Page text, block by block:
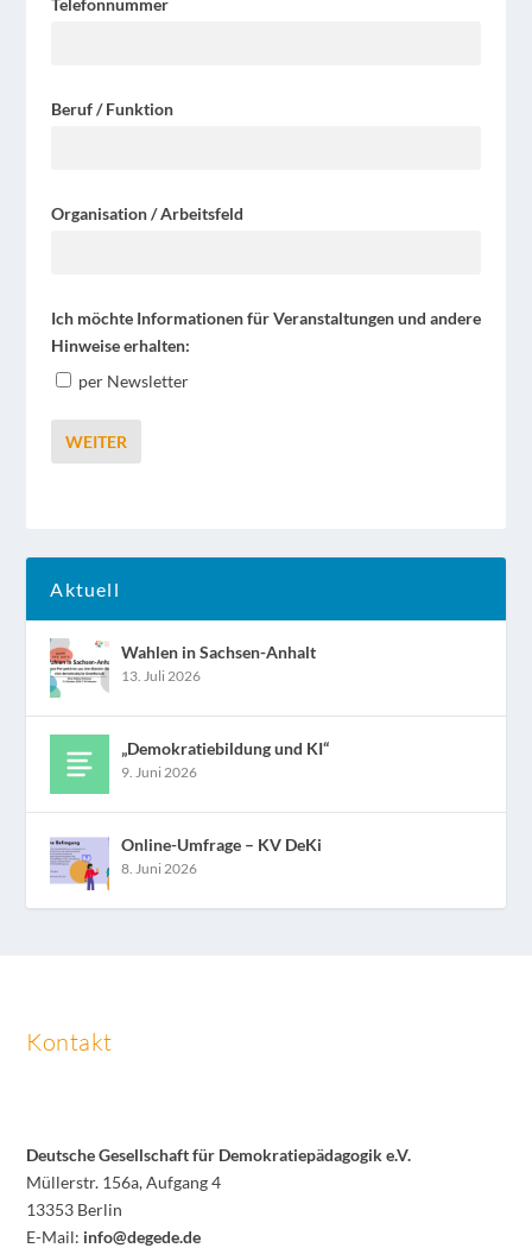
Telefonnummer
Beruf / Funktion
Organisation / Arbeitsfeld
Ich möchte Informationen für Veranstaltungen und andere
Hinweise erhalten:
per Newsletter
WEITER
Aktuell
Wahlen in Sachsen-Anhalt
13. Juli 2026
„Demokratiebildung und KI“
9. Juni 2026
Online-Umfrage – KV DeKi
8. Juni 2026
Kontakt
Deutsche Gesellschaft für Demokratiepädagogik e.V.
Müllerstr. 156a, Aufgang 4
13353 Berlin
E-Mail: info@degede.de